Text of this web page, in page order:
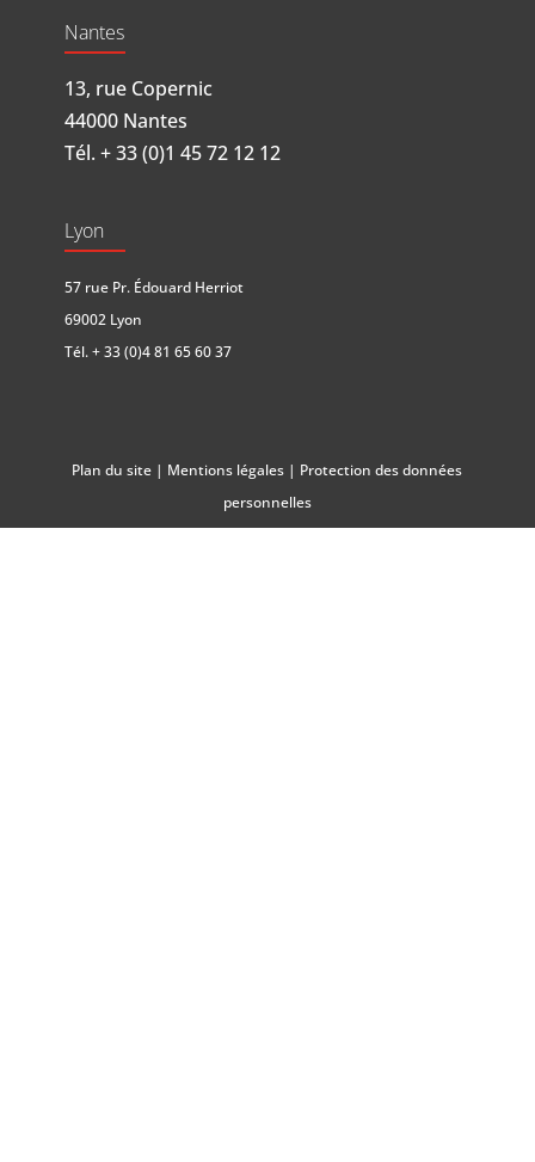
Nantes
13, rue Copernic
44000 Nantes
Tél. + 33 (0)1 45 72 12 12
Lyon
57 rue Pr. Édouard Herriot
69002 Lyon
Tél.+ 33 (0)4 81 65 60 37
Plan du site | Mentions légales | Protection des données
personnelles